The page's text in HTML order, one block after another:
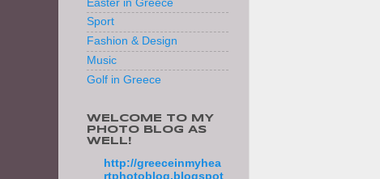
Easter in Greece
Sport
Fashion & Design
Music
Golf in Greece
WELCOME TO MY
PHOTO BLOG AS
WELL!
http://greeceinmyhea
rtphotoblog.blogspot